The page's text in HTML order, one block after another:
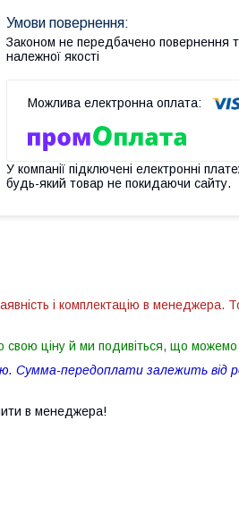
Законом не передбачено повернення
належної якості
У компанії підключені електронні
будь-який товар не покидаючи сайту.
і комплектацію в менеджера.
свою ціну й ми подивіться, що
Сумма-передоплати залежить від
в менеджера!